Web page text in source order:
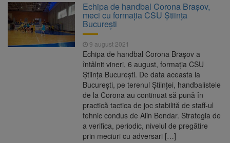
Echipa de handbal Corona Brașov,
meci cu formația CSU Știința
București
9 august 2021
Echipa de handbal Corona Brașov a
întâlnit vineri, 6 august, formația CSU
Știința București. De data aceasta la
București, pe terenul Științei, handbalistele
de la Corona au continuat să pună în
practică tactica de joc stabilită de staff-ul
tehnic condus de Alin Bondar. Strategia de
a verifica, periodic, nivelul de pregătire
prin meciuri cu adversari […]